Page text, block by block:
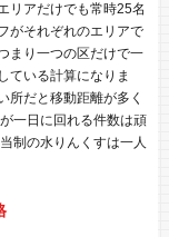
リアだけでも常時25名
がそれぞれのエリアで
まり一つの区だけで一
ている計算になりま
所だと移動距離が多く
一日に回れる件数は頑
制の水りんくすは一人